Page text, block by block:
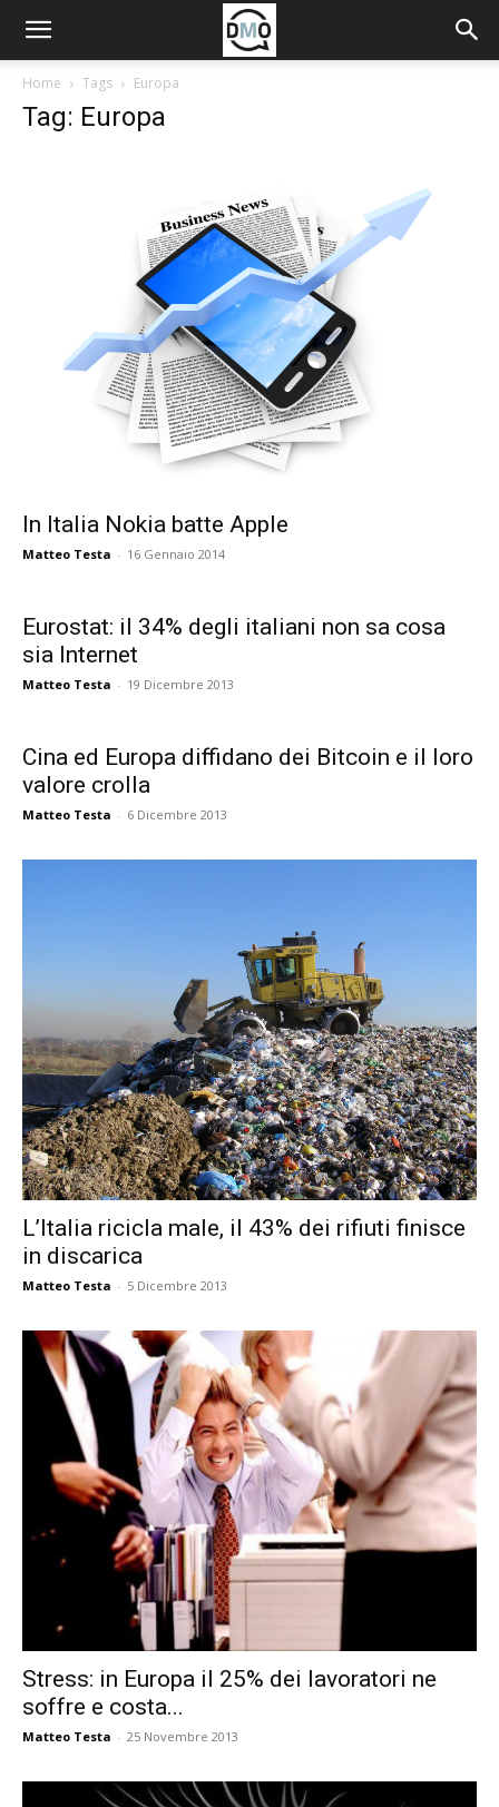
Home Tags Europa
Tag: Europa
In Italia Nokia batte Apple
Matteo Testa - 16 Gennaio 2014
Eurostat: il 34% degli italiani non sa cosa
sia Internet
Matteo Testa - 19 Dicembre 2013
Cina ed Europa diffidano dei Bitcoin e il loro
valore crolla
Matteo Testa - 6 Dicembre 2013
L’Italia ricicla male, il 43% dei rifiuti finisce
in discarica
Matteo Testa - 5 Dicembre 2013
Stress: in Europa il 25% dei lavoratori ne
soffre e costa...
Matteo Testa - 25 Novembre 2013